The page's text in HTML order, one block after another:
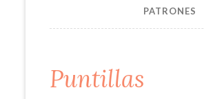
PATRONES
Puntillas